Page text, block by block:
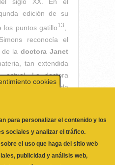
edición de su
los puntos gatillo13
reconocía el
de ladoctora Janet
tan extendida
actual. La doctora
cuya próspera vida
con la de su
de muchísimas
la de los
John F.
Johnson, desde su
para personalizar el contenido y los
sociales y analizar el tráfico.
publicidad y análisis web,
información que les haya
a partir del uso que haya hecho de